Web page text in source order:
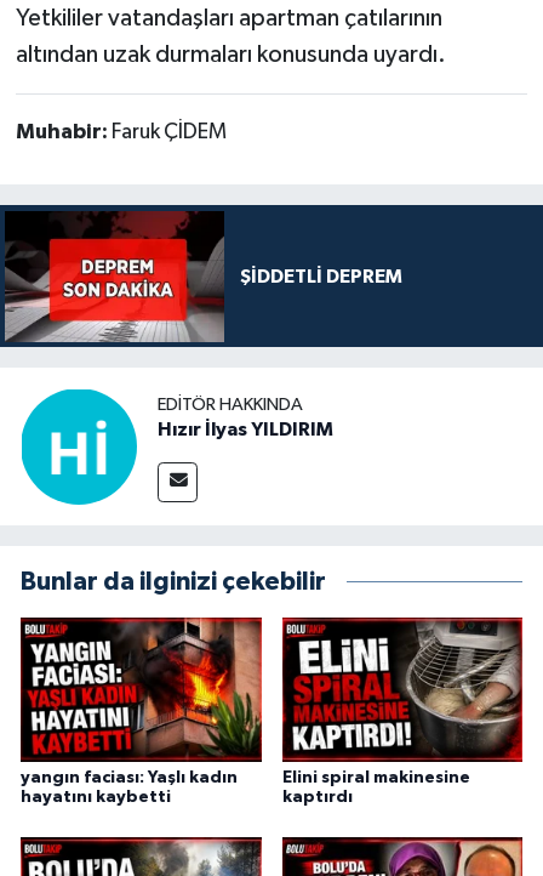
Yetkililer vatandaşları apartman çatılarının
altından uzak durmaları konusunda uyardı.
Muhabir: Faruk ÇİDEM
ŞİDDETLİ DEPREM
EDITÖR HAKKINDA
Hızır İlyas YILDIRIM
Bunlar da ilginizi çekebilir
yangın faciası: Yaşlı kadın
hayatını kaybetti
Elini spiral makinesine
kaptırdı